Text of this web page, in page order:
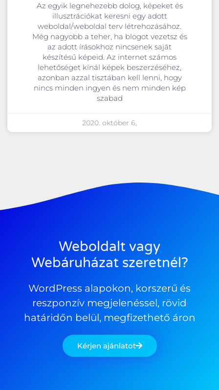
Az egyik legnehezebb dolog, képeket és
illusztrációkat keresni egy adott
weboldal/weboldal terv létrehozásához.
Még nagyobb a teher, ha blogot vezetsz és
az adott írásokhoz nincsenek saját
készítésű képeid. Az internet számos
lehetőséget kínál képek beszerzéséhez,
azonban azzal tisztában kell lenni, hogy
nincs minden ingyen és nem minden kép
szabad
2020. október 6,
Weboldalt vagy
Webáruházat szeretnél?
WordPress alapokon, korszerű és
reszponzív megjelenéssel, rövid
határidőn belül, megfizethető áron
Kérjen ajánlatot